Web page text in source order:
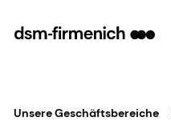
Unsere Geschäftsbereiche